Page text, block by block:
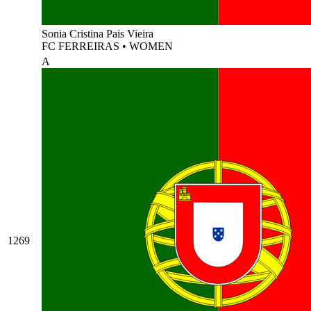
Sonia Cristina Pais Vieira
FC FERREIRAS • WOMEN
1269
A